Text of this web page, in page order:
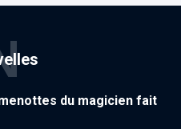
du magicien fait